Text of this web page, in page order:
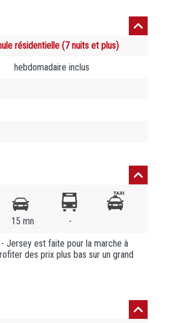
résidentielle (7 nuits et plus)
hebdomadaire inclus
15 mn -
Jersey est faite pour la marche à
des prix plus bas sur un grand